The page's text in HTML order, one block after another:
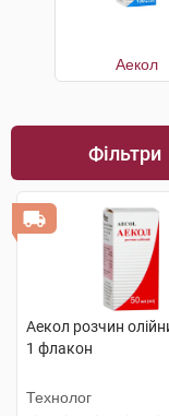
Аекол
Фільтри
Аекол розчин
1 флакон
Технолог